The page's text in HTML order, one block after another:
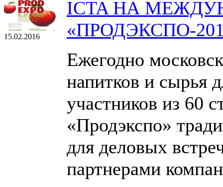
15.02.2016
ICTA НА
«ПРОДЭКСПО-
Ежегодно
напитков и сырья
участников из 60
«Продэкспо»
для деловых
партнерами